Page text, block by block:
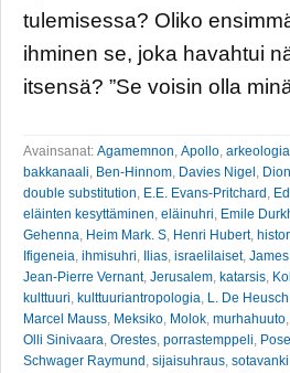
tulemisessa? Oliko
ihminen se, joka havahtui
itsensä? ”Se voisin olla
Avainsanat: Agamemnon, Apollo, arkeologia
bakkanaali, Ben-Hinnom, Davies Nigel ,
double substitution, E.E. Evans-Pritchard ,
eläinten kesyttäminen, eläinuhri, Emile
Gehenna, Heim Mark. S, Henri Hubert,
Ifigeneia, ihmisuhri, Ilias, israelilaiset,
Jean-Pierre Vernant, Jerusalem, katarsis,
kulttuuri, kulttuuriantropologia, L. De Heusch
Marcel Mauss, Meksiko, Molok, murhahuuto,
Olli Sinivaara, Orestes, porrastemppeli,
Schwager Raymund , sijaisuhraus, sotavanki